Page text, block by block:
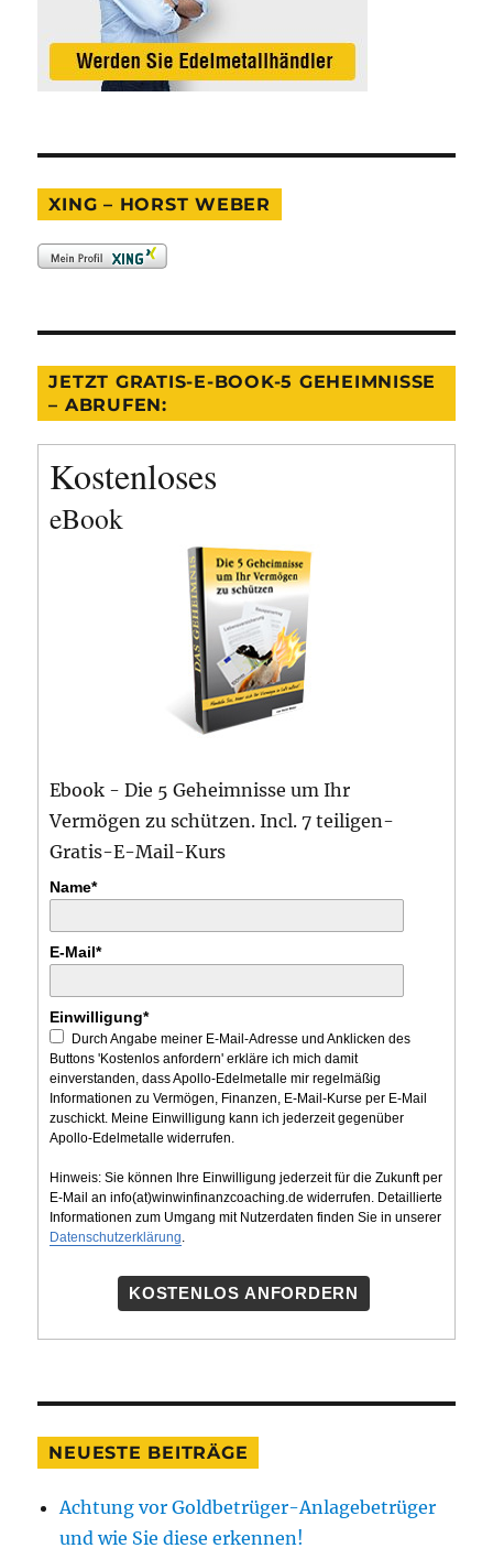
XING – HORST WEBER
JETZT GRATIS-E-BOOK-5 GEHEIMNISSE
– ABRUFEN:
Kostenloses
eBook
Ebook - Die 5 Geheimnisse um Ihr
Vermögen zu schützen. Incl. 7 teiligen-
Gratis-E-Mail-Kurs
Name*
E-Mail*
Einwilligung*
Durch Angabe meiner E-Mail-Adresse und Anklicken des
Buttons 'Kostenlos anfordern' erkläre ich mich damit
einverstanden, dass Apollo-Edelmetalle mir regelmäßig
Informationen zu Vermögen, Finanzen, E-Mail-Kurse per E-Mail
zuschickt. Meine Einwilligung kann ich jederzeit gegenüber
Apollo-Edelmetalle widerrufen.
Hinweis: Sie können Ihre Einwilligung jederzeit für die Zukunft per
E-Mail an info(at)winwinfinanzcoaching.de widerrufen. Detaillierte
Informationen zum Umgang mit Nutzerdaten finden Sie in unserer
Datenschutzerklärung.
KOSTENLOS ANFORDERN
NEUESTE BEITRÄGE
Achtung vor Goldbetrüger-Anlagebetrüger
und wie Sie diese erkennen!